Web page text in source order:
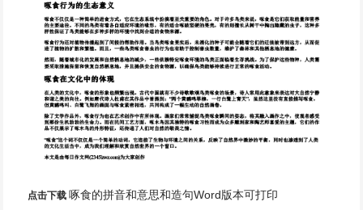
点击下载啄食的拼音和意思和造句Word版本可打印